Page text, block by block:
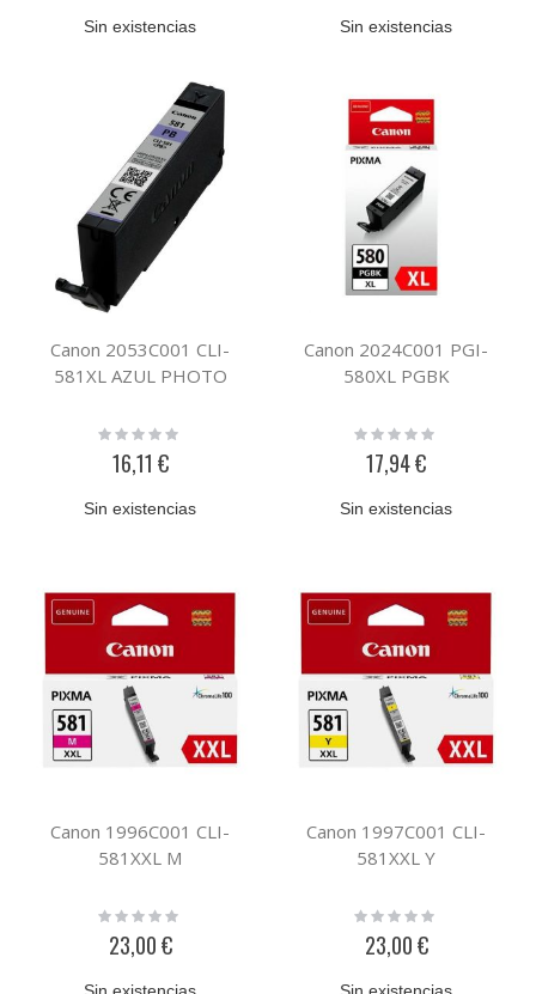
Sin existencias Sin existencias
Canon 2053C001 CLI-
581XL AZUL PHOTO
Rating:
16,11 €
Sin existencias
Canon 2024C001 PGI-
580XL PGBK
Rating:
17,94 €
Sin existencias
Canon 1996C001 CLI-
581XXL M
Rating:
23,00 €
Sin existencias
Canon 1997C001 CLI-
581XXL Y
Rating:
23,00 €
Sin existencias